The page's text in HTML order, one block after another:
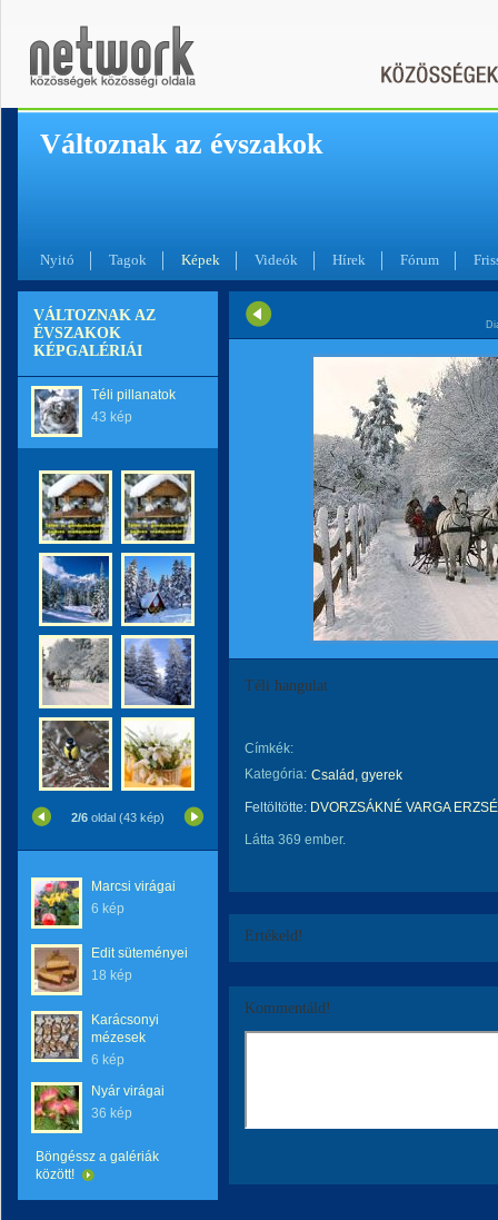
Változnak az évszakok
Nyitó Tagok Képek Videók Hírek Fórum
VÁLTOZNAK AZ
ÉVSZAKOK
KÉPGALÉRIÁI
Téli pillanatok
43 kép
2/6 oldal (43 kép)
Marcsi virágai
6 kép
Edit süteményei
18 kép
Karácsonyi
mézesek
6 kép
Nyár virágai
36 kép
Böngéssz a galériák
között!
Téli hangulat
Címkék:
Kategória: Család, gyerek
Feltöltötte: DVORZSÁKNÉ VARGA
Látta 369 ember.
Értékeld!
Kommentáld!